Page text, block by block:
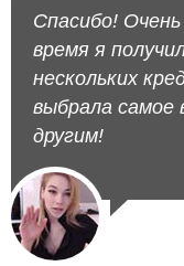
Спасибо!
время я
нескольких
выбрала самое
другим!